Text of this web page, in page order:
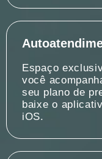
Espaço
você
seu plano de
baixe o
iOS.